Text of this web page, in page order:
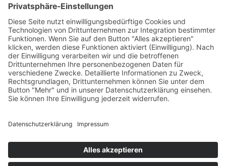
Das Projekt zur Implementierung der Einheitlichen
Ansprechstellen für Arbeitgeber gemäß § 185a SGB IX in
Hessen wird gefördert aus Mitteln des LWV Hessen
Integrationsamtes. Das Projekt wird unter Einbindung
des Hessischen Ministeriums für Arbeit, Integration,
Jugend und Soziales von der Forschungsstelle des
Bildungswerks der Hessischen Wirtschaft e. V.
durchgeführt.